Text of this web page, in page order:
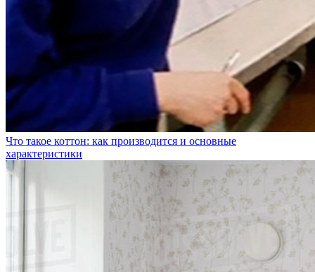
Что такое коттон: как производится и основные
характеристики